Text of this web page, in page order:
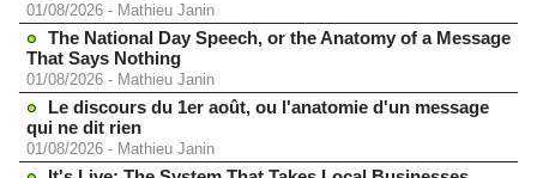
01/08/2026 - Mathieu Janin
The National Day Speech, or the Anatomy of a Message
That Says Nothing
01/08/2026 - Mathieu Janin
Le discours du 1er août, ou l'anatomie d'un message
qui ne dit rien
01/08/2026 - Mathieu Janin